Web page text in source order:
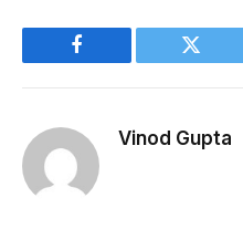
Facebook
Vinod Gupta